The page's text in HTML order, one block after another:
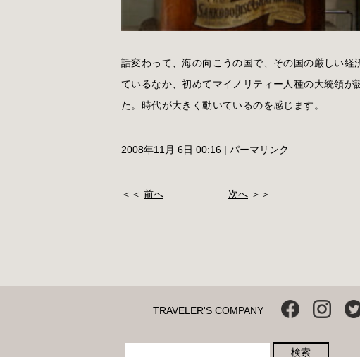
話変わって、海の向こうの国で、その国の厳しい経
ているなか、初めてマイノリティー人種の大統領が
た。時代が大きく動いているのを感じます。
2008年11月 6日 00:16 | パーマリンク
＜＜ 前へ 次へ ＞＞
TRAVELER'S COMPANY
検索